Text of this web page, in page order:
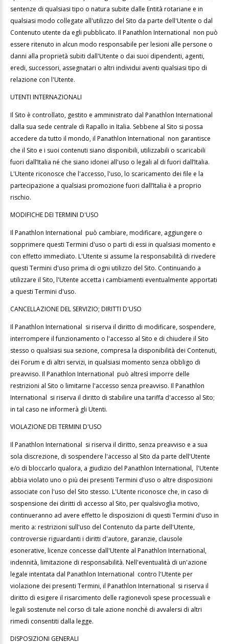
sentenze di qualsiasi tipo o natura subite dalle Entità rotariane e in
qualsiasi modo collegate all'utilizzo del Sito da parte dell'Utente o dal
Contenuto utente da egli pubblicato. Il Panathlon International non può
essere ritenuto in alcun modo responsabile per lesioni alle persone o
danni alla proprietà subiti dall'Utente o dai suoi dipendenti, agenti,
eredi, successori, assegnatari o altri individui aventi qualsiasi tipo di
relazione con l'Utente.
UTENTI INTERNAZIONALI
Il Sito è controllato, gestito e amministrato dal Panathlon International
dalla sua sede centrale di Rapallo in Italia. Sebbene al Sito si possa
accedere da tutto il mondo, il Panathlon International non garantisce
che il Sito e i suoi contenuti siano disponibili, utilizzabili o scaricabili
fuori dall’Italia né che siano idonei all'uso o legali al di fuori dall’Italia.
L'Utente riconosce che l'accesso, l'uso, lo scaricamento dei file e la
partecipazione a qualsiasi promozione fuori dall’Italia è a proprio
rischio.
MODIFICHE DEI TERMINI D'USO
Il Panathlon International può cambiare, modificare, aggiungere o
sopprimere questi Termini d'uso o parti di essi in qualsiasi momento e
con effetto immediato. L'Utente si assume la responsabilità di rivedere
questi Termini d'uso prima di ogni utilizzo del Sito. Continuando a
utilizzare il Sito, l'Utente accetta i cambiamenti eventualmente apportati
a questi Termini d'uso.
CANCELLAZIONE DEL SERVIZIO; DIRITTI D'USO
Il Panathlon International si riserva il diritto di modificare, sospendere,
interrompere il funzionamento o l'accesso al Sito e di chiudere il Sito
stesso o qualsiasi sua sezione, compresa la disponibilità dei Contenuti,
dei Forum e di altri servizi, in qualsiasi momento senza obbligo di
preavviso. Il Panathlon International può altresì imporre delle
restrizioni al Sito o limitarne l'accesso senza preavviso. Il Panathlon
International si riserva il diritto di stabilire una tariffa d'accesso al Sito;
in tal caso ne informerà gli Utenti.
VIOLAZIONE DEI TERMINI D'USO
Il Panathlon International si riserva il diritto, senza preavviso e a sua
sola discrezione, di sospendere l'accesso al Sito da parte dell'Utente
e/o di bloccarlo qualora, a giudizio del Panathlon International, l'Utente
abbia violato uno o più dei presenti Termini d'uso o altre disposizioni
associate con l'uso del Sito stesso. L'Utente riconosce che, in caso di
sospensione dei diritti di accesso al Sito, per qualsivoglia motivo,
continueranno ad avere effetto le disposizioni di questi Termini d'uso in
merito a: restrizioni sull'uso del Contenuto da parte dell'Utente,
controversie riguardanti i diritti d'autore, garanzie, clausole
esonerative, licenze concesse dall'Utente al Panathlon International,
indennità, limitazione di responsabilità. Nell'eventualità di un'azione
legale intentata dal Panathlon International contro l'Utente per
violazione dei presenti Termini, il Panathlon International si riserva il
diritto di esigere il risarcimento delle ragionevoli spese processuali e
legali sostenute nel corso di tale azione nonché di avvalersi di altri
rimedi consentiti dalla legge.
DISPOSIZIONI GENERALI